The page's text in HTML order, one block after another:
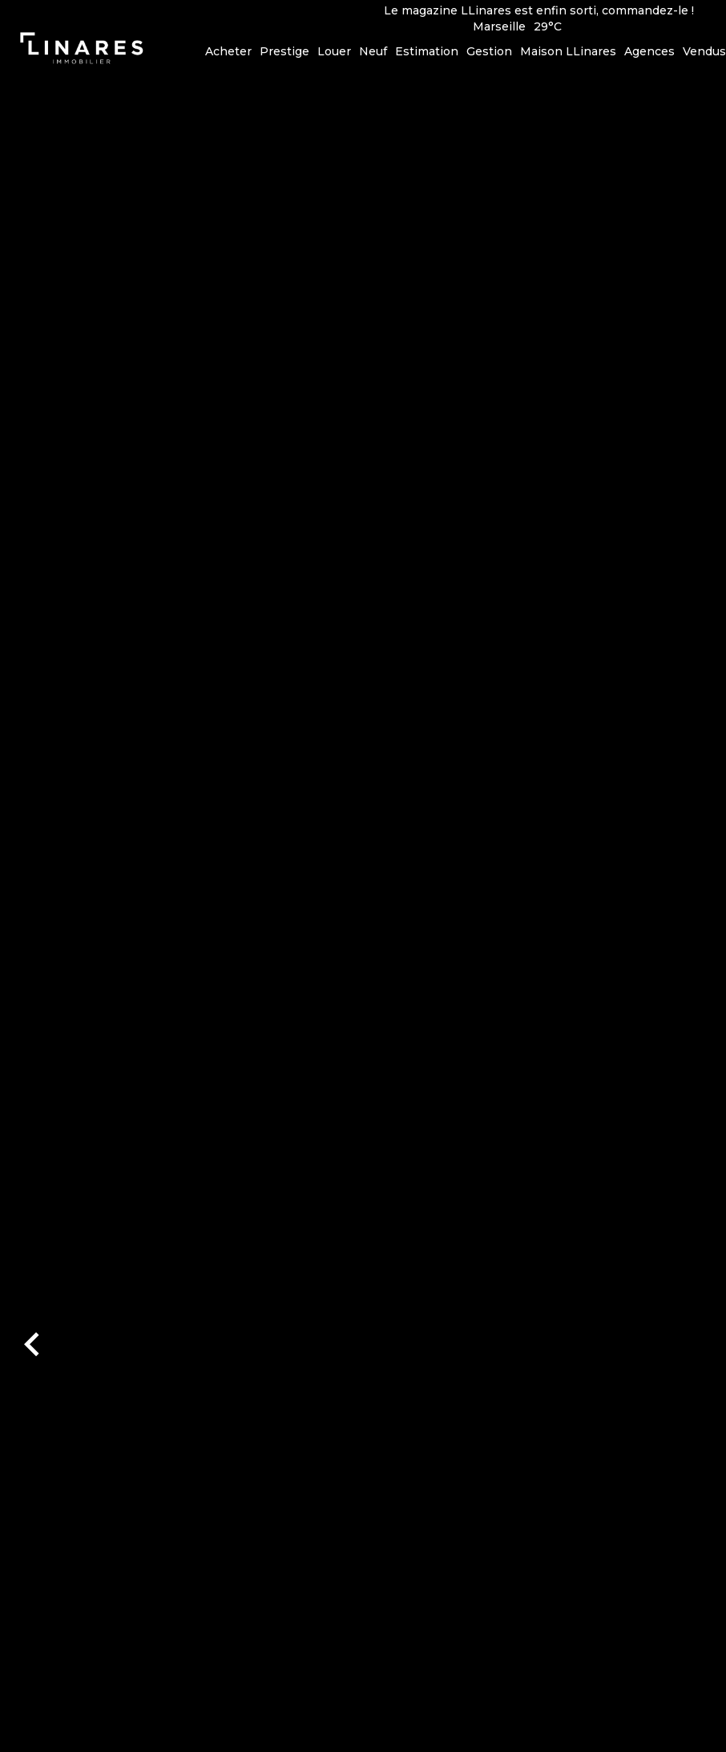
Le magazine LLinares est enfin sorti, commandez-le !
Marseille
29°C
Acheter
Prestige Louer Neuf Estimation Gestion Maison LLinares Agences Vendus